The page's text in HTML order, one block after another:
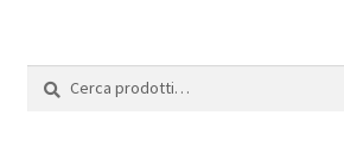
Cerca:
Cerca